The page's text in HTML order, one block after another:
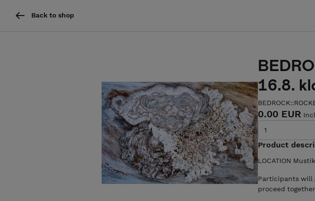
Back to shop
16.8.
0.00 EUR
Product
LOCATION
Participants will
proceed